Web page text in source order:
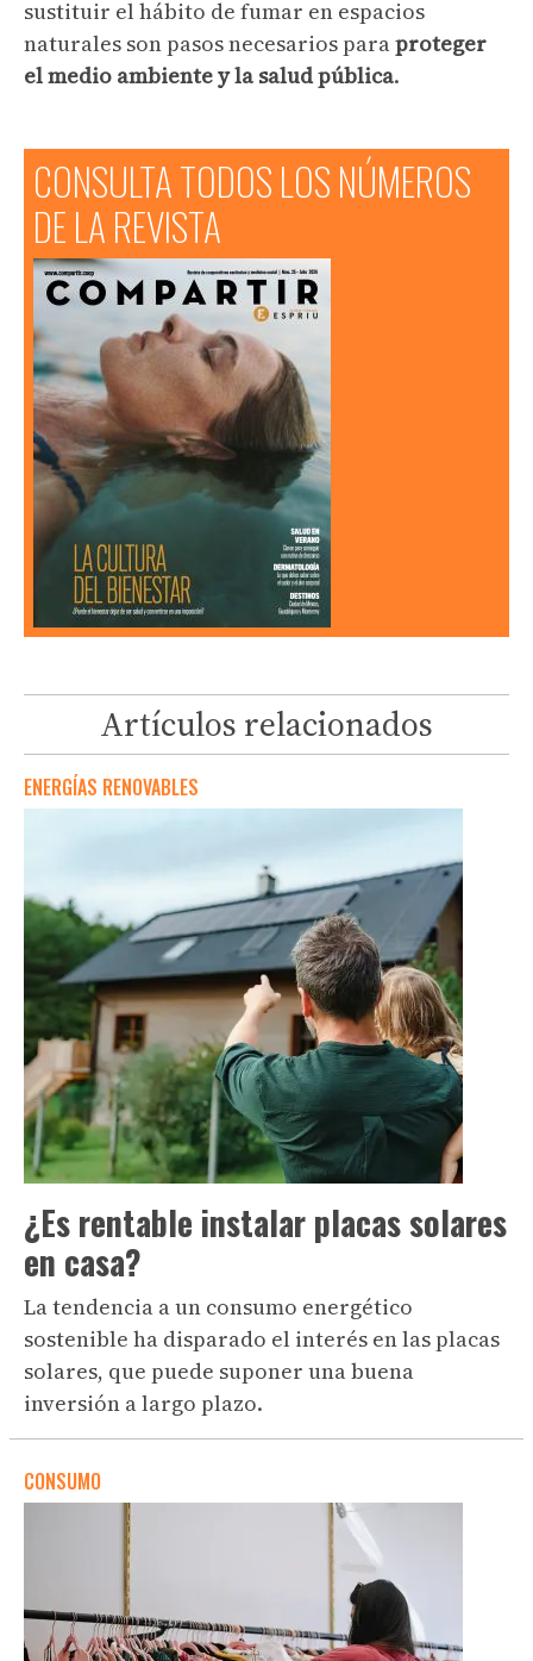
sustituir el hábito de fumar en espacios
naturales son pasos necesarios paraproteger
el medio ambiente y la salud pública.
CONSULTA TODOS LOS NÚMEROS
DE LA REVISTA
Artículos relacionados
ENERGÍAS RENOVABLES
¿Es rentable instalar placas solares
en casa?
La tendencia a un consumo energético
sostenible ha disparado el interés en las placas
solares, que puede suponer una buena
inversión a largo plazo.
CONSUMO